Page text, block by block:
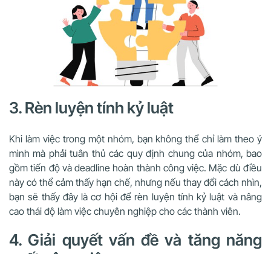
3. Rèn luyện tính kỷ luật
Khi làm việc trong một nhóm, bạn không thể chỉ làm theo ý
mình mà phải tuân thủ các quy định chung của nhóm, bao
gồm tiến độ và deadline hoàn thành công việc. Mặc dù điều
này có thể cảm thấy hạn chế, nhưng nếu thay đổi cách nhìn,
bạn sẽ thấy đây là cơ hội để rèn luyện tính kỷ luật và nâng
cao thái độ làm việc chuyên nghiệp cho các thành viên.
4. Giải quyết vấn đề và tăng năng